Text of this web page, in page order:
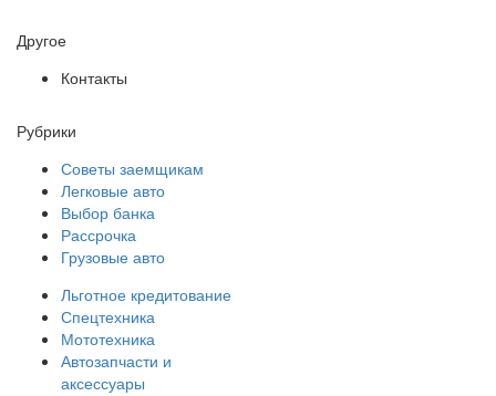
Другое
Контакты
Рубрики
Советы заемщикам
Легковые авто
Выбор банка
Рассрочка
Грузовые авто
Льготное кредитование
Спецтехника
Мототехника
Автозапчасти и
аксессуары